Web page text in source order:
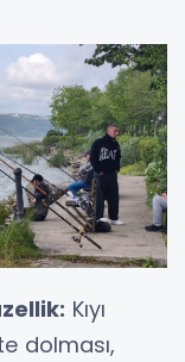
Kıyı
dolması,